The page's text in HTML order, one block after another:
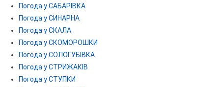
Погода у САБАРІВКА
Погода у СИНАРНА
Погода у СКАЛА
Погода у СКОМОРОШКИ
Погода у СОЛОГУБІВКА
Погода у СТРИЖАКІВ
Погода у СТУПКИ